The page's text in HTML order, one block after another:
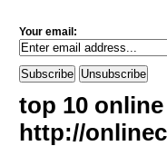
Your email:
top 10
http://